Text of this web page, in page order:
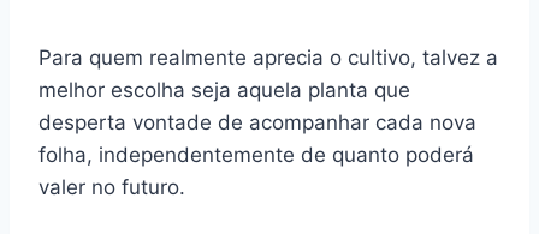
Para quem realmente aprecia o cultivo, talvez a
melhor escolha seja aquela planta que
desperta vontade de acompanhar cada nova
folha, independentemente de quanto poderá
valer no futuro.